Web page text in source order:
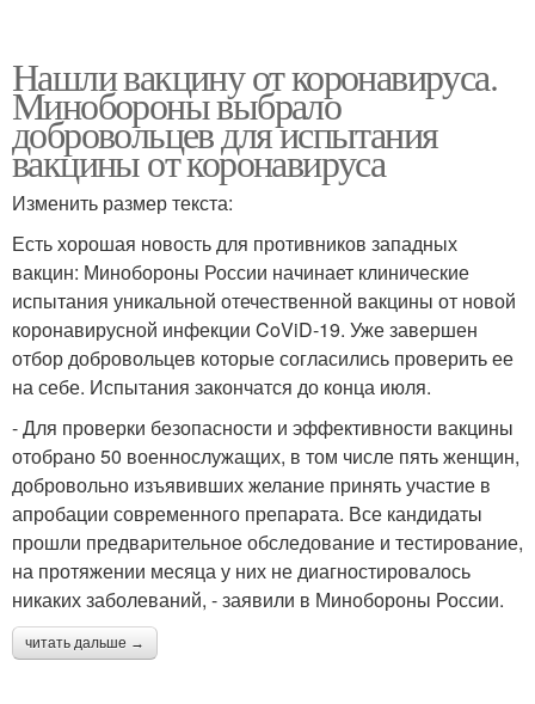
Нашли вакцину от коронавируса.
Минобороны выбрало
добровольцев для испытания
вакцины от коронавируса
Изменить размер текста:
Есть хорошая новость для противников западных
вакцин: Минобороны России начинает клинические
испытания уникальной отечественной вакцины от новой
коронавирусной инфекции CoViD-19. Уже завершен
отбор добровольцев которые согласились проверить ее
на себе. Испытания закончатся до конца июля.
- Для проверки безопасности и эффективности вакцины
отобрано 50 военнослужащих, в том числе пять женщин,
добровольно изъявивших желание принять участие в
апробации современного препарата. Все кандидаты
прошли предварительное обследование и тестирование,
на протяжении месяца у них не диагностировалось
никаких заболеваний, - заявили в Минобороны России.
читать дальше →